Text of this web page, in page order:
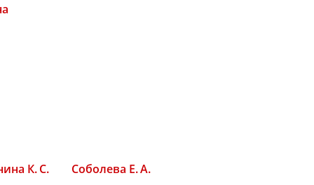
К. С. Соболева Е. А.